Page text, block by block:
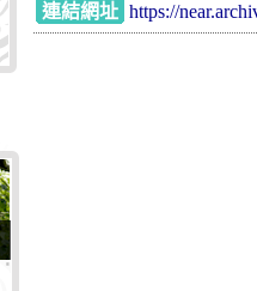
連結網址 https://